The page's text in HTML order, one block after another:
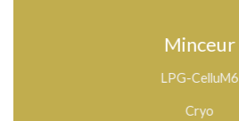
Minceur
LPG-CelluM6
Cryo